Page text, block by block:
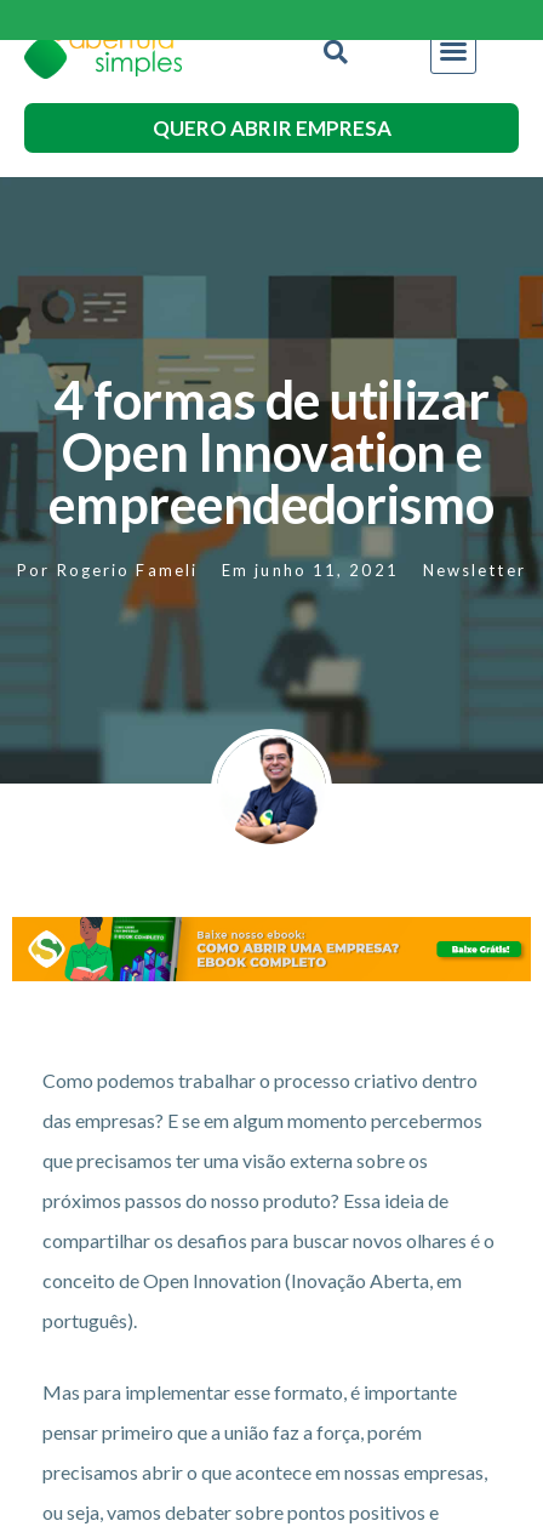
QUERO ABRIR EMPRESA
4 formas de utilizar
Open Innovation e
empreendedorismo
Por Rogerio Fameli Em junho 11, 2021 Newsletter
Como podemos trabalhar o processo criativo dentro
das empresas? E se em algum momento percebermos
que precisamos ter uma visão externa sobre os
próximos passos do nosso produto? Essa ideia de
compartilhar os desafios para buscar novos olhares é o
conceito de Open Innovation (Inovação Aberta, em
português).
Mas para implementar esse formato, é importante
pensar primeiro que a união faz a força, porém
precisamos abrir o que acontece em nossas empresas,
ou seja, vamos debater sobre pontos positivos e